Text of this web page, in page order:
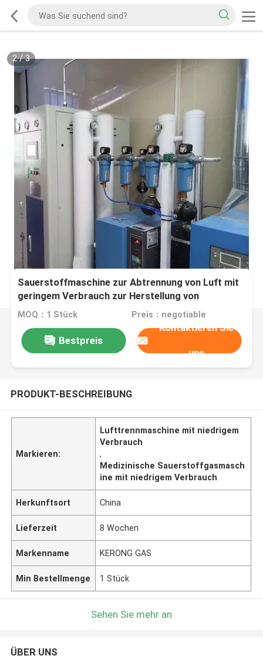
2/3
Sauerstoffmaschine zur Abtrennung von Luft mit
geringem Verbrauch zur Herstellung von
medizinischem O2-Gas
MOQ：1 Stück Preis：negotiable
Bestpreis
Kontaktieren Sie
uns
PRODUKT-BESCHREIBUNG
Markieren:
Lufttrennmaschine mit niedrigem
Verbrauch
,
Medizinische Sauerstoffgasmasch
ine mit niedrigem Verbrauch
Herkunftsort China
Lieferzeit 8 Wochen
Markenname KERONG GAS
Min Bestellmenge 1 Stück
Sehen Sie mehr an
ÜBER UNS